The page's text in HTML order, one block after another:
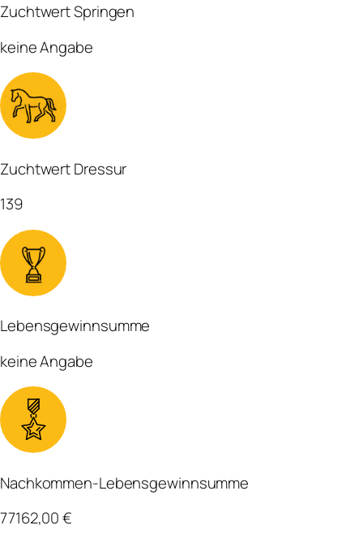
Zuchtwert Springen
keine Angabe
Zuchtwert Dressur
139
Lebensgewinnsumme
keine Angabe
Nachkommen-Lebensgewinnsumme
77162,00 €